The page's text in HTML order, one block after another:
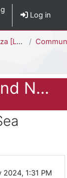
Log in
- 581]
Communications and News
2024, 1:31 PM